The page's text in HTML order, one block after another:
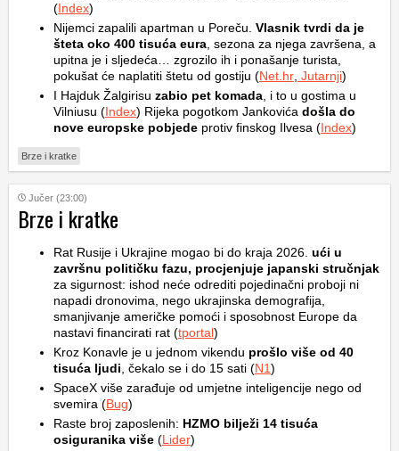
(Index)
Nijemci zapalili apartman u Poreču. Vlasnik tvrdi da je
šteta oko 400 tisuća eura , sezona za njega završena, a
upitna je i sljedeća… zgrozilo ih i ponašanje turista,
pokušat će naplatiti štetu od gostiju (Net.hr Jutarnji)
I Hajduk Žalgirisu zabio pet komada , i to u gostima u
Vilniusu (Index) Rijeka pogotkom Jankovića došla do
nove europske pobjede protiv finskog Ilvesa (Index)
Brze i kratke
Jučer (23:00)
Brze i kratke
Rat Rusije i Ukrajine mogao bi do kraja 2026. ući u
završnu političku fazu, procjenjuje japanski stručnjak
za sigurnost: ishod neće odrediti pojedinačni proboji ni
napadi dronovima, nego ukrajinska demografija,
smanjivanje američke pomoći i sposobnost Europe da
nastavi financirati rat (tportal)
Kroz Konavle je u jednom vikendu prošlo više od 40
tisuća ljudi , čekalo se i do 15 sati (N1)
SpaceX više zarađuje od umjetne inteligencije nego od
svemira (Bug)
Raste broj zaposlenih: HZMO bilježi 14 tisuća
osiguranika više (Lider)